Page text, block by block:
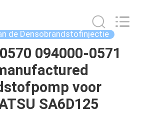
de Densobrandstofinjectie
094000-0571
voor
SA6D125